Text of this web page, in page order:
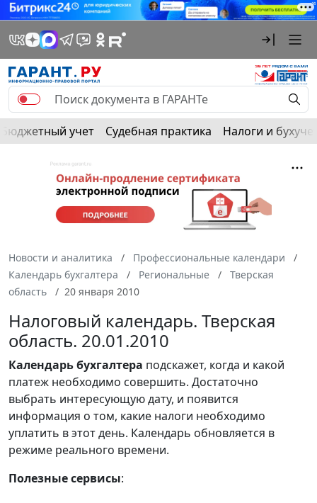
Бюджетный учет Судебная практика Налоги и
Новости и аналитика
Профессиональные календари
Календарь бухгалтера
Региональные
Тверская
область
20 января 2010
Налоговый календарь. Тверская
область. 20.01.2010
Календарьбухгалтера подскажет, когда и какой
платеж необходимо совершить. Достаточно
выбрать интересующую дату, и появится
информация о том, какие налоги необходимо
уплатить в этот день. Календарь обновляется в
режиме реального времени.
Полезные сервисы: